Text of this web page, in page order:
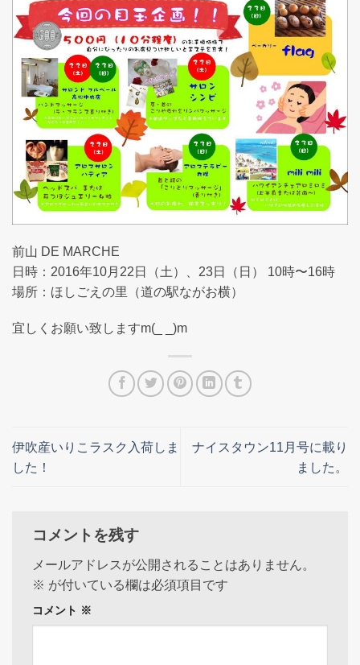
前山 DE MARCHE
日時：2016年10月22日（土）、23日（日） 10時〜16時
場所：ほしごえの里（道の駅ながお横）
宜しくお願い致しますm(_ _)m
伊吹産いりこラスク入荷しま
した！
ナイスタウン11月号に載り
ました。
コメントを残す
メールアドレスが公開されることはありません。
※ が付いている欄は必須項目です
コメント ※